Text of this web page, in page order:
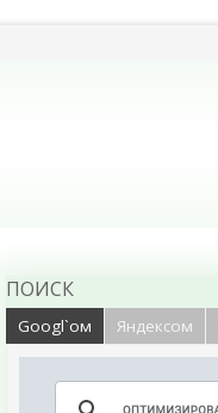
ПОИСК
Googl`ом Яндексом